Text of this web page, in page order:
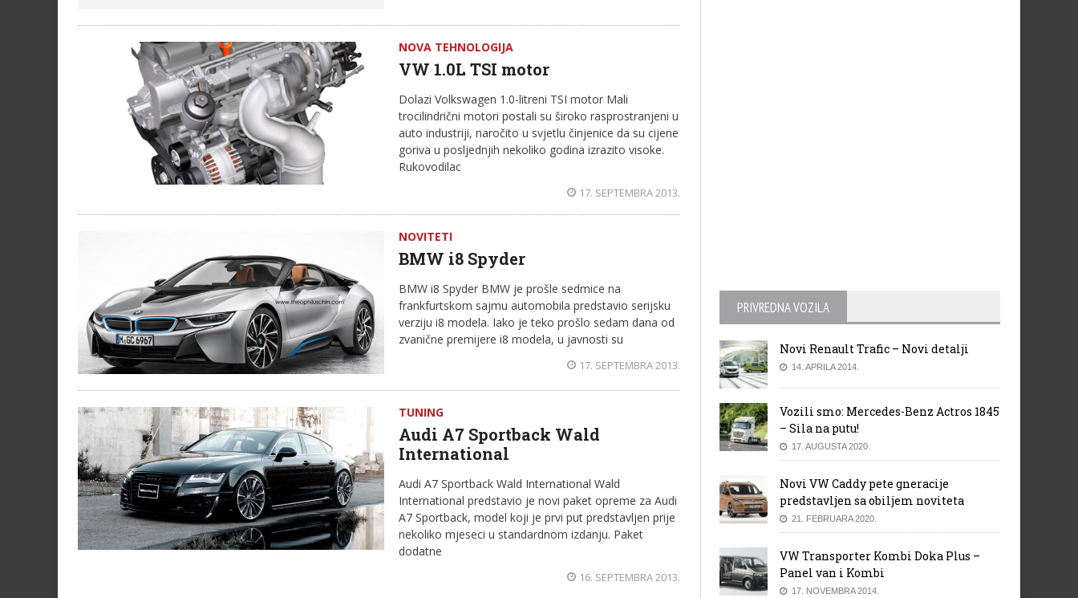
NOVA TEHNOLOGIJA
VW 1.0L TSI motor
Dolazi Volkswagen 1.0-litreni TSI motor Mali
trocilindrični motori postali su široko rasprostranjeni u
auto industriji, naročito u svjetlu činjenice da su cijene
goriva u posljednjih nekoliko godina izrazito visoke.
Rukovodilac
17. SEPTEMBRA 2013.
NOVITETI
BMW i8 Spyder
BMW i8 Spyder BMW je prošle sedmice na
frankfurtskom sajmu automobila predstavio serijsku
verziju i8 modela. Iako je teko prošlo sedam dana od
zvanične premijere i8 modela, u javnosti su
17. SEPTEMBRA 2013.
TUNING
Audi A7 Sportback Wald
International
Audi A7 Sportback Wald International Wald
International predstavio je novi paket opreme za Audi
A7 Sportback, model koji je prvi put predstavljen prije
nekoliko mjeseci u standardnom izdanju. Paket
dodatne
16. SEPTEMBRA 2013.
PRIVREDNA VOZILA
Novi Renault Trafic – Novi detalji
14. APRILA 2014.
Vozili smo: Mercedes-Benz Actros 1845
– Sila na putu!
17. AUGUSTA 2020.
Novi VW Caddy pete gneracije
predstavljen sa obiljem noviteta
21. FEBRUARA 2020.
VW Transporter Kombi Doka Plus –
Panel van i Kombi
17. NOVEMBRA 2014.